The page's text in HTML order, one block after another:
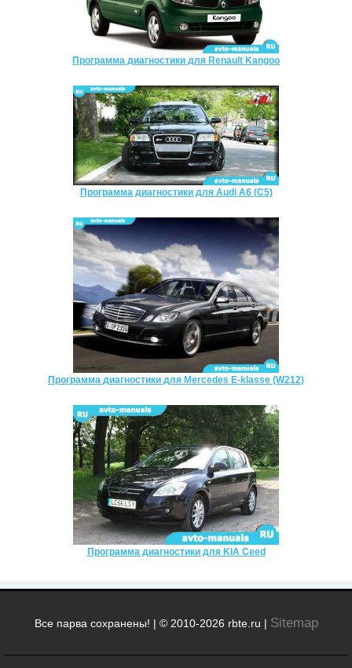
Программа диагностики для Renault Kangoo
Программа диагностики для Audi A6 (C5)
Программа диагностики для Mercedes E-klasse (W212)
Программа диагностики для KIA Ceed
Все парва сохранены! | © 2010-2026 rbte.ru | Sitemap